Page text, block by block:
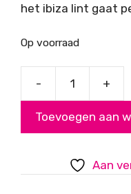
het ibiza lint gaat
Op voorraad
- +
Toevoegen aan
Aan